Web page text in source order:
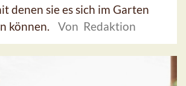
denen sie es sich im Garten
können.
Von Redaktion